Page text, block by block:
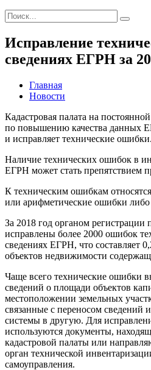
Исправление
сведениях ЕГРН за
Главная
Новости
Кадастровая палата на
по повышению качества данных
и исправляет технические ошибки.
Наличие технических ошибок в
ЕГРН может стать препятствием
К техническим ошибкам
или арифметические ошибки
За 2018 год органом
исправлены более 2000 ошибок
сведениях ЕГРН, что составляет
объектов недвижимости
Чаще всего технические ошибки
сведений о площади объектов
местоположении земельных
связанные с переносом
системы в другую. Для
используются документы,
кадастровой палаты или
орган технической
самоуправления.